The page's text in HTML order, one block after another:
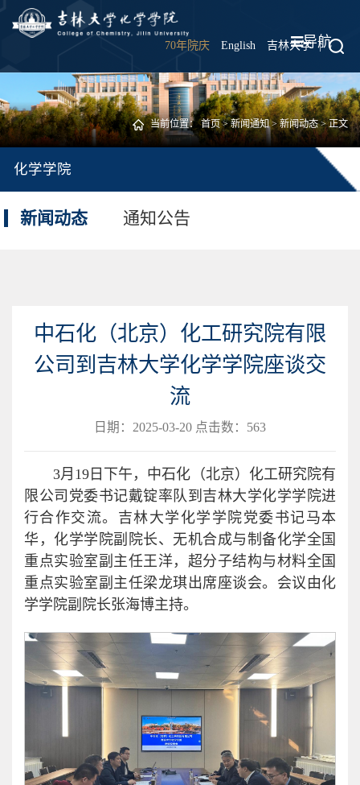
70年院庆 English 吉林大学 |
导航
当前位置：首页>新闻通知>新闻动态> 正文
化学学院
新闻动态 通知公告
中石化（北京）化工研究院有限
公司到吉林大学化学学院座谈交
流
日期：2025-03-20 点击数： 563
3月19日下午，中石化（北京）化工研究院有
限公司党委书记戴锭率队到吉林大学化学学院进
行合作交流。吉林大学化学学院党委书记马本
华，化学学院副院长、无机合成与制备化学全国
重点实验室副主任王洋，超分子结构与材料全国
重点实验室副主任梁龙琪出席座谈会。会议由化
学学院副院长张海博主持。